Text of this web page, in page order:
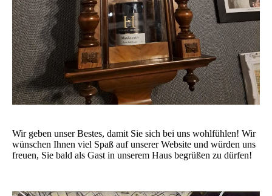
Wir geben unser Bestes, damit Sie sich bei uns wohlfühlen! Wir
wünschen Ihnen viel Spaß auf unserer Website und würden uns
freuen, Sie bald als Gast in unserem Haus begrüßen zu dürfen!